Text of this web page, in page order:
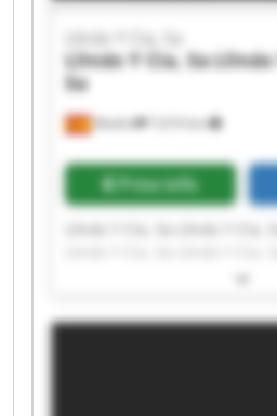
Madrid 7,610 km
Llinás Y Cia, Sa
Llinás Y Cia, SaLlinás
Sa
Price info
Llinás Y Cia, Sa Llinás Y Cia,
Llinás Y Cia, Sa Llinás Y Cia,
Llinás Y Cia, Sa Llinás Y Cia,